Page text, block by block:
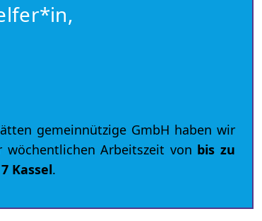
gemeinnützige GmbH haben wir
Arbeitszeit von bis zu
Kassel.